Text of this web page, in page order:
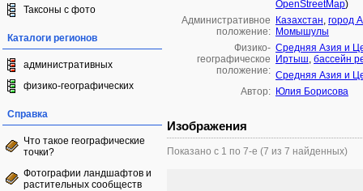
Таксоны с фото
Каталоги регионов
административных
физико-географических
Справка
Что такое географические
точки?
Фотографии ландшафтов и
растительных сообществ
OpenStreetMap)
Административное
положение:
Казахстан, город
Момышулы
Физико-
географическое
положение:
Средняя Азия и
Иртыш, бассейн
Средняя Азия и
Автор: Юлия Борисова
Изображения
Показано с 1 по 7-е (7 из 7 найденных)